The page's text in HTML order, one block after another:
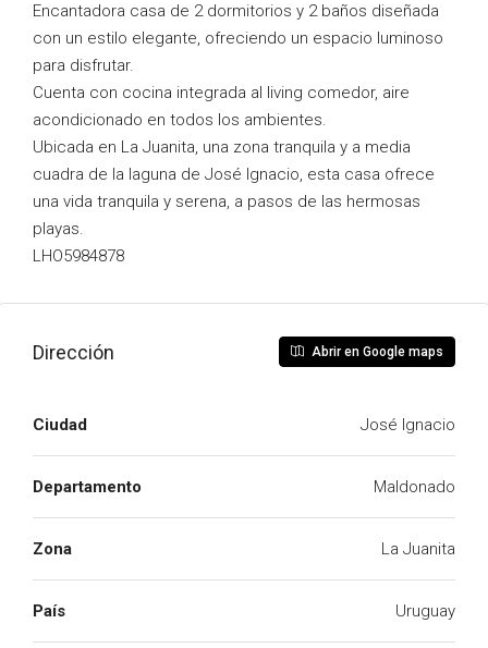
Encantadora casa de 2 dormitorios y 2 baños diseñada
con un estilo elegante, ofreciendo un espacio luminoso
para disfrutar.
Cuenta con cocina integrada al living comedor, aire
acondicionado en todos los ambientes.
Ubicada en La Juanita, una zona tranquila y a media
cuadra de la laguna de José Ignacio, esta casa ofrece
una vida tranquila y serena, a pasos de las hermosas
playas.
LHO5984878
Dirección Abrir en Google maps
Ciudad José Ignacio
Departamento Maldonado
Zona La Juanita
País Uruguay